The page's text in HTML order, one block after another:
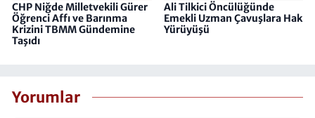
CHP Niğde Milletvekili Gürer
Öğrenci Affı ve Barınma
Krizini TBMM Gündemine
Taşıdı
Ali Tilkici Öncülüğünde
Emekli Uzman Çavuşlara Hak
Yürüyüşü
Yorumlar